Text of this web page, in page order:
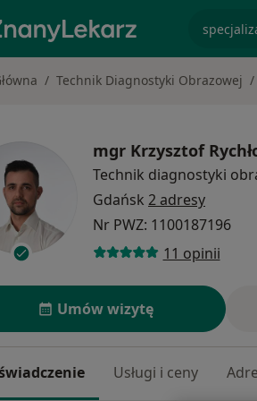
Technik Diagnostyki Obrazowej
mgr Krzysztof
Technik diagnostyki
Gdańsk 2 adresy
Nr PWZ: 1100187196
11 opinii
Umów wizytę
Usługi i ceny